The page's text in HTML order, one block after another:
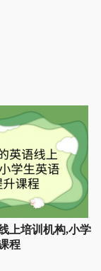
上培训机构,小学
程